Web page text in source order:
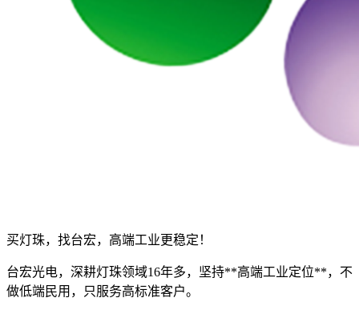
买灯珠，找台宏，高端工业更稳定！
台宏光电，深耕灯珠领域16年多，坚持**高端工业定位**，不
做低端民用，只服务高标准客户。